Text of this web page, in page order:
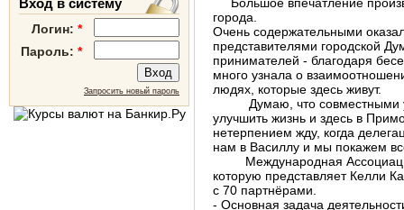
Вход в систему
Логин: *
Пароль: *
Запросить новый пароль
города.
Очень содержательными
представителями городской
принимателей - благодаря
много узнала о
людях, которые здесь живут.
Думаю, что совместными
улучшить жизнь и здесь в
нетерпением жду, когда
нам в Василлу и мы покажем
Международная
которую пред­ставляет Келли
с 70 партнёрами.
- Основная задача